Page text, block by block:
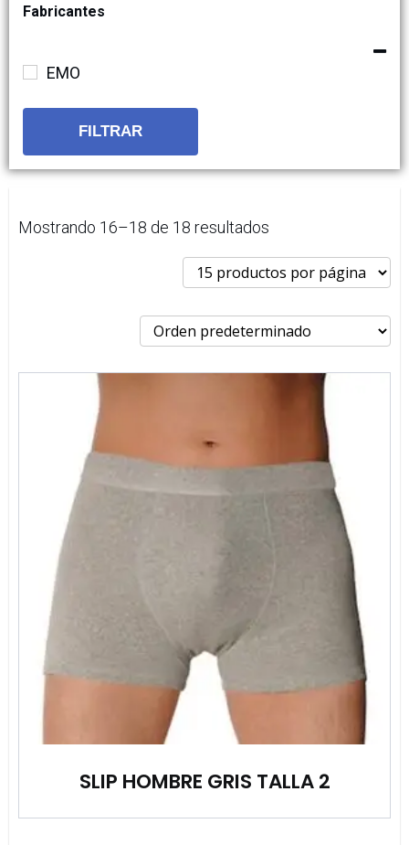
Fabricantes
EMO
FILTRAR
Mostrando 16–18 de 18 resultados
SLIP HOMBRE GRIS TALLA 2